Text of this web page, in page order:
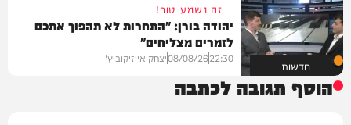
חדשות
זה נשמע טוב!
יהודה בורן: "התחרות לא תהפוך אתכם
לזמרים מצליחים"
22:30
08/08/26יצחק אייזיקוביץ'
הוסף תגובה לכתבה